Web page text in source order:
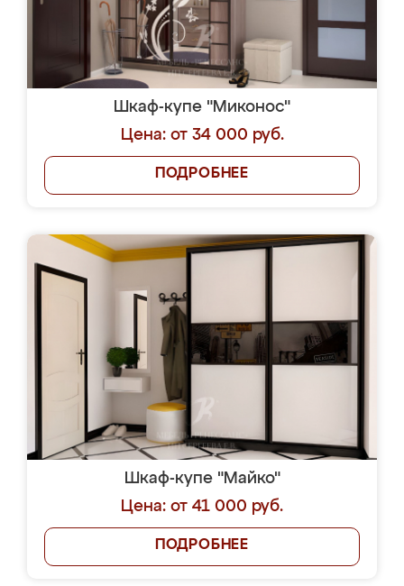
Шкаф-купе "Миконос"
Цена: от 34 000 руб.
ПОДРОБНЕЕ
Шкаф-купе "Майко"
Цена: от 41 000 руб.
ПОДРОБНЕЕ